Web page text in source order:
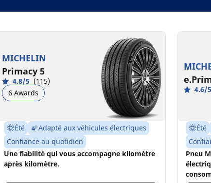
MICHELIN
Primacy 5
4.8/5 (115)
6 Awards
Été
Adapté aux véhicules électriques
Confiance au quotidien
Une fiabilité qui vous accompagne kilomètre
après kilomètre.
4.6/5
Été
Pneu